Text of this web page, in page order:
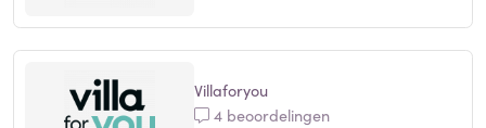
Villaforyou
4 beoordelingen